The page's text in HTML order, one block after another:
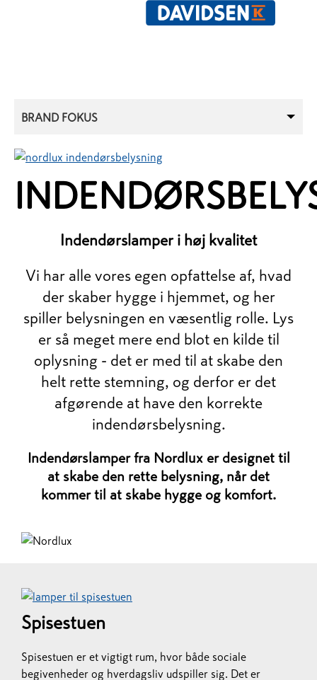
BRAND FOKUS
Indendørslamper i høj kvalitet
Vi har alle vores egen opfattelse af, hvad
der skaber hygge i hjemmet, og her
spiller belysningen en væsentlig rolle. Lys
er så meget mere end blot en kilde til
oplysning - det er med til at skabe den
helt rette stemning, og derfor er det
afgørende at have den korrekte
indendørsbelysning.
Indendørslamper fra Nordlux er designet til
at skabe den rette belysning, når det
kommer til at skabe hygge og komfort.
Spisestuen
Spisestuen er et vigtigt rum, hvor både sociale
begivenheder og hverdagsliv udspiller sig. Det er